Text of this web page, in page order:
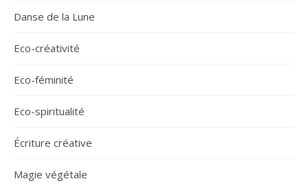
Danse de la Lune
Eco-créativité
Eco-féminité
Eco-spiritualité
Écriture créative
Magie végétale